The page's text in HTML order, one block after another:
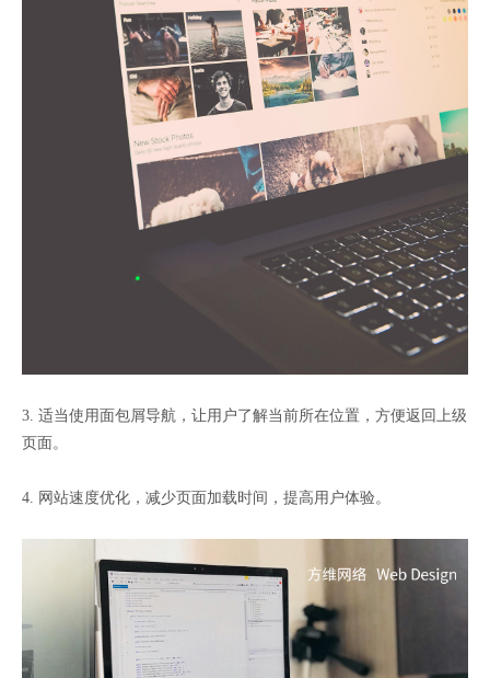
3. 适当使用面包屑导航，让用户了解当前所在位置，方便返回上级
页面。
4. 网站速度优化，减少页面加载时间，提高用户体验。